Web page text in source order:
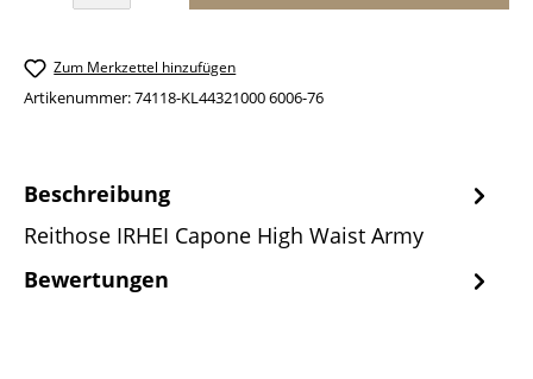
Zum Merkzettel hinzufügen
Artikenummer:74118-KL44321000 6006-76
Beschreibung
Reithose IRHEI Capone High Waist Army
Bewertungen